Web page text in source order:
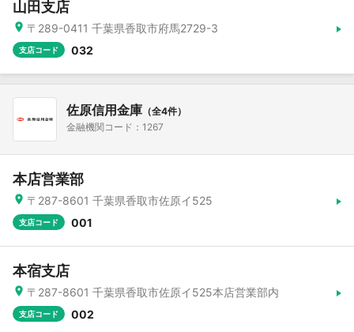
山田支店
〒289-0411 千葉県香取市府馬2729-3
支店コード 032
佐原信用金庫 （全4件）
金融機関コード：1267
本店営業部
〒287-8601 千葉県香取市佐原イ525
支店コード 001
本宿支店
〒287-8601 千葉県香取市佐原イ525本店営業部内
支店コード 002